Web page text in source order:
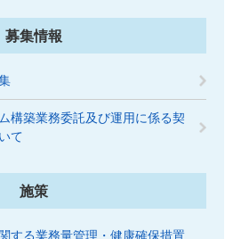
募集情報
構築業務委託及び運用に係る契
て
施策
する業務量管理・健康確保措置